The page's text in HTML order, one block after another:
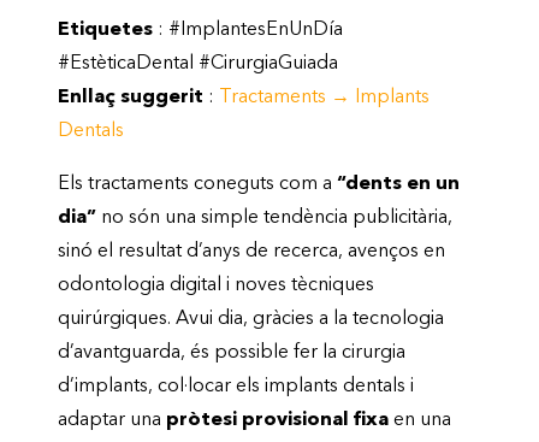
Etiquetes : #ImplantesEnUnDía
#EstèticaDental #CirurgiaGuiada
Enllaç suggerit :
Tractaments → Implants
Dentals
Els tractaments coneguts com a “dents en un
dia” no són una simple tendència publicitària,
sinó el resultat d’anys de recerca, avenços en
odontologia digital i noves tècniques
quirúrgiques. Avui dia, gràcies a la tecnologia
d’avantguarda, és possible fer la cirurgia
d’implants, col·locar els implants dentals i
adaptar una pròtesi provisional fixa en una